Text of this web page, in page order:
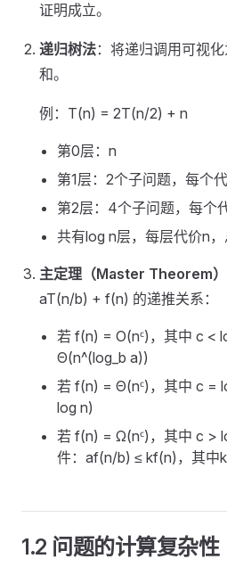
证明成立。
递归树法：将递归调用可视
和。
例：T(n) = 2T(n/2) + n
第0层：n
第1层：2个子问题，每个
第2层：4个子问题，每个
共有log n层，每层代价n
主定理（Master Theorem）
aT(n/b) + f(n) 的递推关系：
若 f(n) = O(nᶜ)，其中 c <
Θ(n^(log_b a))
若 f(n) = Θ(nᶜ)，其中 c =
log n)
若 f(n) = Ω(nᶜ)，其中 c >
件：af(n/b) ≤ kf(n)，其中
1.2 问题的计算复杂性